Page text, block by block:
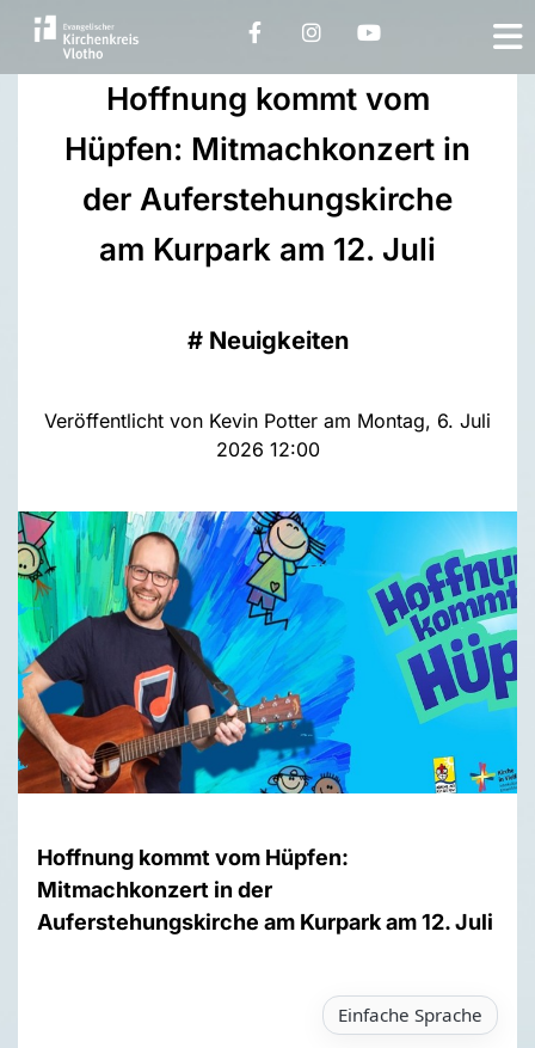
Hoffnung kommt vom
Hüpfen: Mitmachkonzert in
der Auferstehungskirche
am Kurpark am 12. Juli
# Neuigkeiten
Veröffentlicht von Kevin Potter am Montag, 6. Juli
2026 12:00
Hoffnung kommt vom Hüpfen:
Mitmachkonzert in der
Auferstehungskirche am Kurpark am 12. Juli
Einfache Sprache